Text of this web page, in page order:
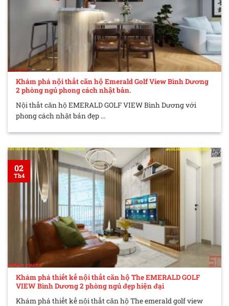
Khám phá nội thất căn hộ Emerald Golf View Bình Dương
2 phòng ngủ phong cách nhật bản.
Nội thất căn hộ EMERALD GOLF VIEW Bình Dương với
phong cách nhật bản đẹp ...
Khám phá thiết kế nội thất căn hộ The EMERALD GOLF
VIEW Bình Dương 2 phòng ngủ đẹp hiện đại
Khám phá thiết kế nội thất căn hộ The emerald golf view
02
Th4